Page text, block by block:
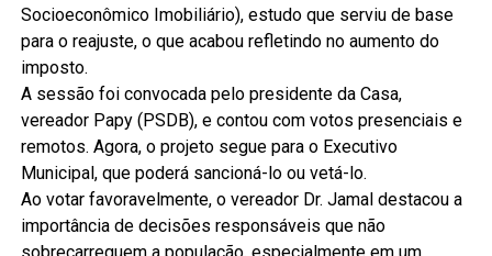
Socioeconômico Imobiliário), estudo que serviu de base
para o reajuste, o que acabou refletindo no aumento do
imposto.
A sessão foi convocada pelo presidente da Casa,
vereador Papy (PSDB), e contou com votos presenciais e
remotos. Agora, o projeto segue para o Executivo
Municipal, que poderá sancioná-lo ou vetá-lo.
Ao votar favoravelmente, o vereador Dr. Jamal destacou a
importância de decisões responsáveis que não
sobrecarreguem a população, especialmente em um